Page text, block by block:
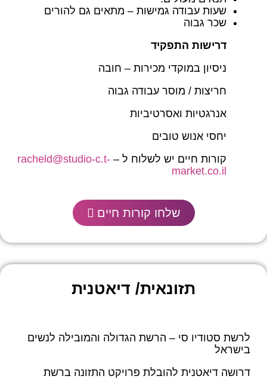
שעות עבודה גמישות – מתאים גם להורים
שכר גבוה
דרישות התפקיד
ניסיון במוקדי מכירות – חובה
חריצות / מוסר עבודה גבוה
אנרגטיות ואסרטיביות
יחסי אנוש טובים
קורות חיים יש לשלוח ל – racheld@studio-c.t-
market.co.il
שלחו קורות חיים
תזונאית/ דיאטנית
לרשת סטודיו סי – הרשת הגדולה והמובילה לנשים
בישראל
דרושה דיאטנית להובלת פרויקט התזונה ברשת